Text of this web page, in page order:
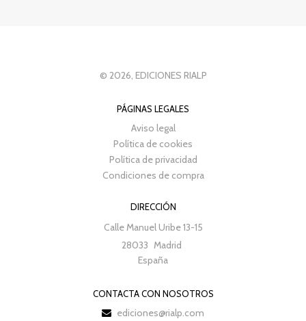
© 2026, EDICIONES RIALP
PÁGINAS LEGALES
Aviso legal
Política de cookies
Política de privacidad
Condiciones de compra
DIRECCIÓN
Calle Manuel Uribe 13-15
28033 Madrid
España
CONTACTA CON NOSOTROS
ediciones@rialp.com